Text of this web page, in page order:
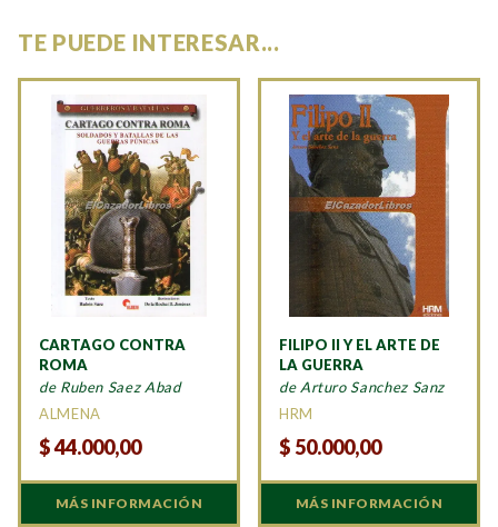
TE PUEDE INTERESAR...
CARTAGO CONTRA
ROMA
de Ruben Saez Abad
ALMENA
$44.000,00
MÁS INFORMACIÓN
FILIPO II Y EL ARTE DE
LA GUERRA
de Arturo Sanchez Sanz
HRM
$ 50.000,00
MÁS INFORMACIÓN